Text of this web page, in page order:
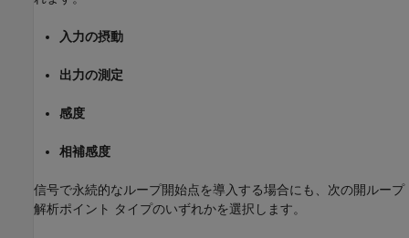
入力の摂動
出力の測定
感度
相補感度
信号で永続的なループ開始点を導入する場合にも、次の開ループ
解析ポイント タイプのいずれかを選択します。